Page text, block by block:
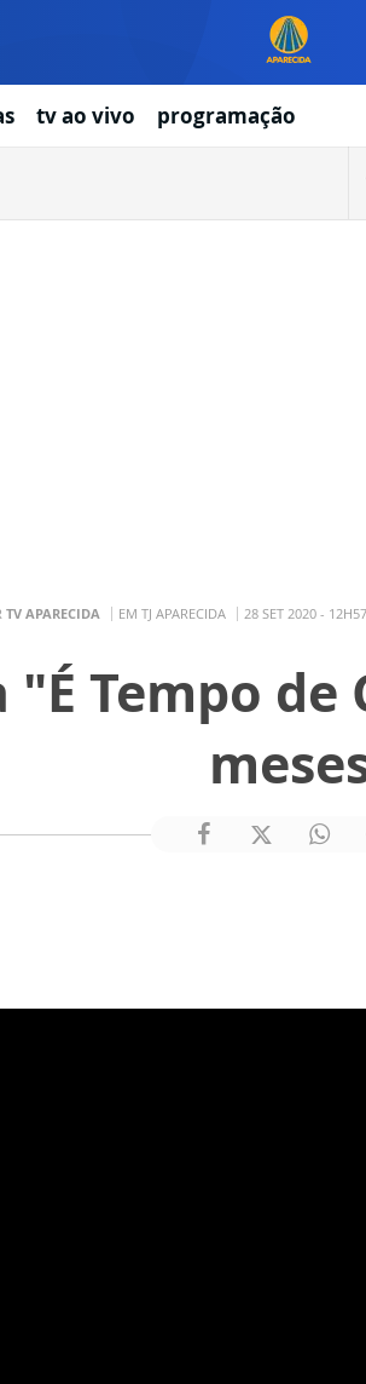
tv ao vivo programação
TV APARECIDA EM TJ APARECIDA 28 SET 2020 - 12H57
"É Tempo